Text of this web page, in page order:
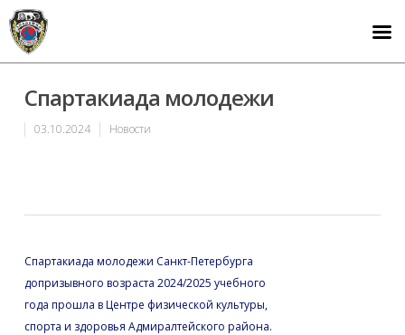
Спартакиада молодежи
03.10.2024 Новости
Спартакиада молодежи Санкт-Петербурга
допризывного возраста 2024/2025 учебного
года прошла в Центре физической культуры,
спорта и здоровья Адмиралтейского района.